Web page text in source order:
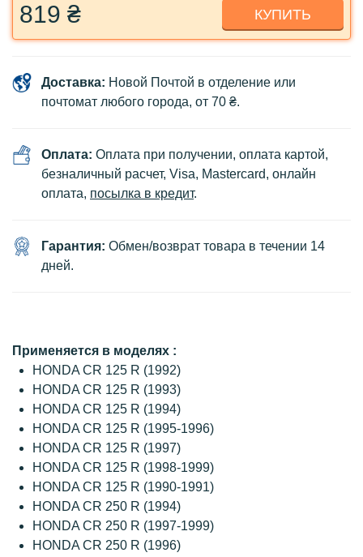
819 ₴ КУПИТЬ
Доставка: Новой Почтой в отделение или
почтомат любого города, от 70 ₴.
Оплата: Оплата при получении, оплата картой,
безналичный расчет, Visa, Mastercard, онлайн
оплата, посылка в кредит.
Гарантия: Обмен/возврат товара в течении 14
дней.
Применяется в моделях :
HONDA CR 125 R (1992)
HONDA CR 125 R (1993)
HONDA CR 125 R (1994)
HONDA CR 125 R (1995-1996)
HONDA CR 125 R (1997)
HONDA CR 125 R (1998-1999)
HONDA CR 125 R (1990-1991)
HONDA CR 250 R (1994)
HONDA CR 250 R (1997-1999)
HONDA CR 250 R (1996)